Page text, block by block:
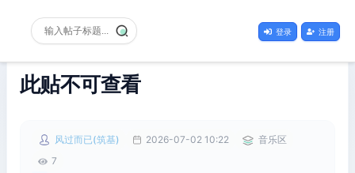
登录 注册
此贴不可查看
风过而已(筑基) 2026-07-02 10:22
音乐区
7